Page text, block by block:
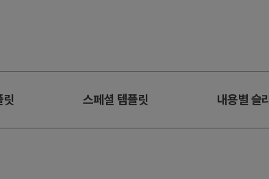
릿 스페셜 템플릿 내용별 슬